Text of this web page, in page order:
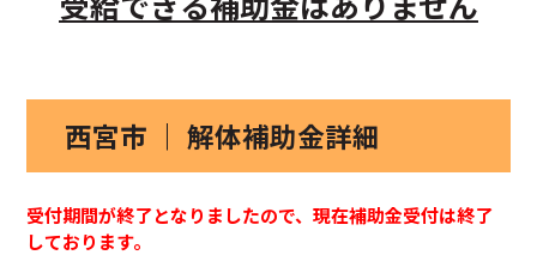
西宮市 ｜ 解体補助金詳細
受付期間が終了となりましたので、現在補助金受付は終了
しております。